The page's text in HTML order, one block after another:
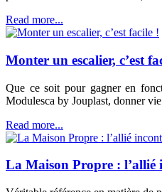
Read more...
Monter un escalier, c’est
Que ce soit pour gagner en
Modulesca by Jouplast, donner
Read more...
La Maison Propre : l’allié